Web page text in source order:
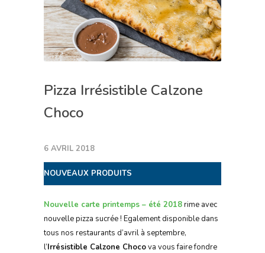
Pizza Irrésistible Calzone
Choco
6 AVRIL 2018
NOUVEAUX PRODUITS
Nouvelle carte printemps – été 2018rime avec
nouvelle pizza sucrée ! Egalement disponible dans
tous nos restaurants d’avril à septembre,
l’Irrésistible Calzone Chocova vous faire fondre